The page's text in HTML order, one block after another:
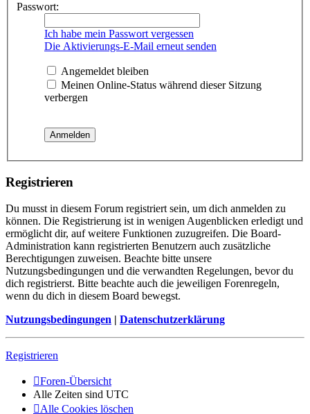
Passwort:
Ich habe mein Passwort vergessen
Die Aktivierungs-E-Mail erneut senden
Angemeldet bleiben
Meinen Online-Status während dieser Sitzung
verbergen
Registrieren
Du musst in diesem Forum registriert sein, um dich anmelden zu
können. Die Registrierung ist in wenigen Augenblicken erledigt und
ermöglicht dir, auf weitere Funktionen zuzugreifen. Die Board-
Administration kann registrierten Benutzern auch zusätzliche
Berechtigungen zuweisen. Beachte bitte unsere
Nutzungsbedingungen und die verwandten Regelungen, bevor du
dich registrierst. Bitte beachte auch die jeweiligen Forenregeln,
wenn du dich in diesem Board bewegst.
Nutzungsbedingungen | Datenschutzerklärung
Registrieren
Foren-Übersicht
Alle Zeiten sind UTC
Alle Cookies löschen